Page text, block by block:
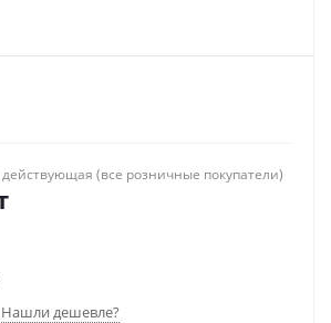
(все розничные покупатели)
Нашли дешевле?